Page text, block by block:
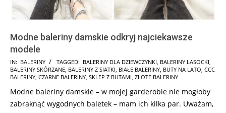
Modne baleriny damskie odkryj najciekawsze
modele
2024-
10-
IN: BALERINY TAGGED: BALERINY DLA DZIEWCZYNKI, BALERINY LASOCKI,
BALERINY SKÓRZANE, BALERINY Z SIATKI, BIAŁE BALERINY, BUTY NA LATO, CCC
BALERINY, CZARNE BALERINY, SKLEP Z BUTAMI, ZŁOTE BALERINY
Modne baleriny damskie – w mojej garderobie nie mogłoby
zabraknąć wygodnych baletek – mam ich kilka par. Uważam,